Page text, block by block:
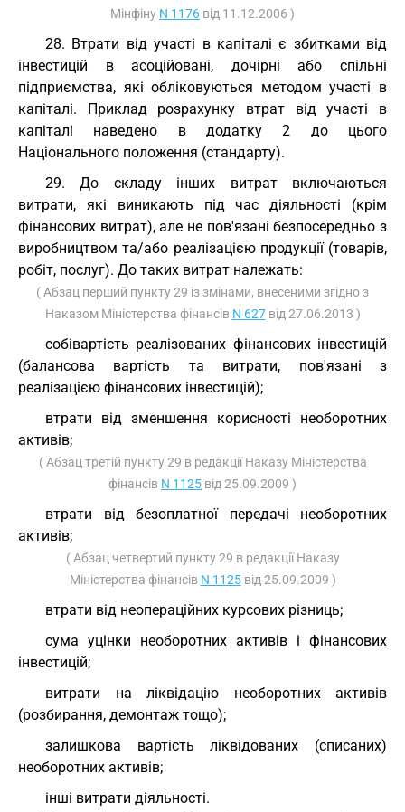
Мінфіну N 1176 від 11.12.2006 )
28. Втрати від участі в капіталі є збитками від
інвестицій в асоційовані, дочірні або спільні
підприємства, які обліковуються методом участі в
капіталі. Приклад розрахунку втрат від участі в
капіталі наведено в додатку 2 до цього
Національного положення (стандарту).
29. До складу інших витрат включаються
витрати, які виникають під час діяльності (крім
фінансових витрат), але не пов'язані безпосередньо з
виробництвом та/або реалізацією продукції (товарів,
робіт, послуг). До таких витрат належать:
( Абзац перший пункту 29 із змінами, внесеними згідно з
Наказом Міністерства фінансів N 627від 27.06.2013 )
собівартість реалізованих фінансових інвестицій
(балансова вартість та витрати, пов'язані з
реалізацією фінансових інвестицій);
втрати від зменшення корисності необоротних
активів;
( Абзац третій пункту 29 в редакції Наказу Міністерства
фінансів N 1125 від 25.09.2009 )
втрати від безоплатної передачі необоротних
активів;
( Абзац четвертий пункту 29 в редакції Наказу
Міністерства фінансів N 1125від 25.09.2009 )
втрати від неопераційних курсових різниць;
сума уцінки необоротних активів і фінансових
інвестицій;
витрати на ліквідацію необоротних активів
(розбирання, демонтаж тощо);
залишкова вартість ліквідованих (списаних)
необоротних активів;
інші витрати діяльності.